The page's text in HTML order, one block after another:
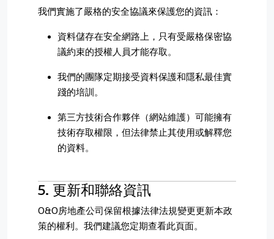
我們實施了嚴格的安全協議來保護您的資訊：
資料儲存在安全網路上，只有受嚴格保密協
議約束的授權人員才能存取。
我們的團隊定期接受資料保護和隱私最佳實
踐的培訓。
第三方技術合作夥伴（網站維護）可能擁有
技術存取權限，但法律禁止其使用或解釋您
的資料。
5. 更新和聯絡資訊
O&O房地產公司保留根據法律法規變更更新本政
策的權利。我們建議您定期查看此頁面。